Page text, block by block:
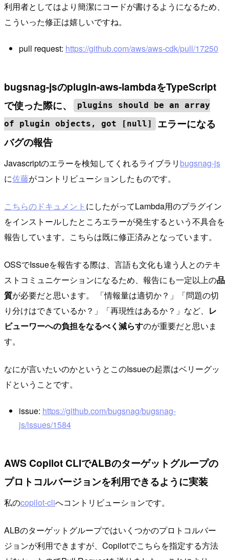
利用者としてはより簡潔にコードが書けるようになるため、
こういった修正は嬉しいですね。
pull request: https://github.com/aws/aws-cdk/pull/17250
bugsnag-jsのplugin-aws-lambdaをTypeScript
で使った際に、
plugins should be an array
of plugin objects, got [null]
エラーになる
バグの報告
Javascriptのエラーを検知してくれるライブラリ bugsnag-js
に佐藤がコントリビューションしたものです。
こちらのドキュメント にしたがってLambda用のプラグイン
をインストールしたところエラーが発生するという不具合を
報告しています。こちらは既に修正済みとなっています。
OSSでIssueを報告する際は、言語も文化も違う人とのテキ
ストコミュニケーションになるため、報告にも一定以上の品
質が必要だと思います。 「情報量は適切か？」「問題の切
り分けはできているか？」「再現性はあるか？」など、 レ
ビューワーへの負担をなるべく減らすのが重要だと思いま
す。
なにが言いたいのかというとこのIssueの起票はベリーグッ
ドということです。
issue: https://github.com/bugsnag/bugsnag-
js/issues/1584
AWS Copilot CLIでALBのターゲットグループの
プロトコルバージョンを利用できるように実装
私のcopilot-cliへコントリビューションです。
ALBのターゲットグループではいくつかのプロトコルバー
ジョンが利用できますが、Copilotでこちらを指定する方法